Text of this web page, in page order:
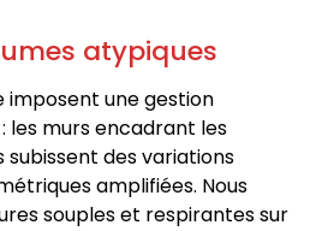
atypiques
imposent une gestion
les murs encadrant les
des variations
amplifiées. Nous
souples et respirantes sur